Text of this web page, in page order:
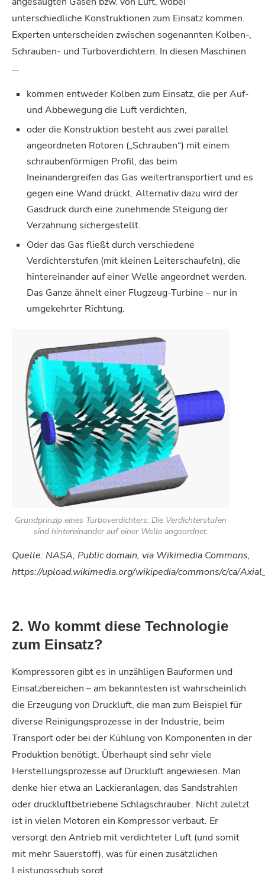
unterschiedliche Konstruktionen zum Einsatz kommen.
Experten unterscheiden zwischen sogenannten Kolben-,
Schrauben- und Turboverdichtern. In diesen Maschinen
…
kommen entweder Kolben zum Einsatz, die per Auf-
und Abbewegung die Luft verdichten,
oder die Konstruktion besteht aus zwei parallel
angeordneten Rotoren („Schrauben“) mit einem
schraubenförmigen Profil, das beim
Ineinandergreifen das Gas weitertransportiert und es
gegen eine Wand drückt. Alternativ dazu wird der
Gasdruck durch eine zunehmende Steigung der
Verzahnung sichergestellt.
Oder das Gas fließt durch verschiedene
Verdichterstufen (mit kleinen Leiterschaufeln), die
hintereinander auf einer Welle angeordnet werden.
Das Ganze ähnelt einer Flugzeug-Turbine – nur in
umgekehrter Richtung.
Grundprinzip eines Turboverdichters: Die Verdichterstufen
sind hintereinander auf einer Welle angeordnet.
Quelle: NASA, Public domain, via Wikimedia Commons,
https://upload.wikimedia.org/wikipedia/commons/c/ca/
2. Wo kommt diese Technologie
zum Einsatz?
Kompressoren gibt es in unzähligen Bauformen und
Einsatzbereichen – am bekanntesten ist wahrscheinlich
die Erzeugung von Druckluft, die man zum Beispiel für
diverse Reinigungsprozesse in der Industrie, beim
Transport oder bei der Kühlung von Komponenten in der
Produktion benötigt. Überhaupt sind sehr viele
Herstellungsprozesse auf Druckluft angewiesen. Man
denke hier etwa an Lackieranlagen, das Sandstrahlen
oder druckluftbetriebene Schlagschrauber. Nicht zuletzt
ist in vielen Motoren ein Kompressor verbaut. Er
versorgt den Antrieb mit verdichteter Luft (und somit
mit mehr Sauerstoff), was für einen zusätzlichen